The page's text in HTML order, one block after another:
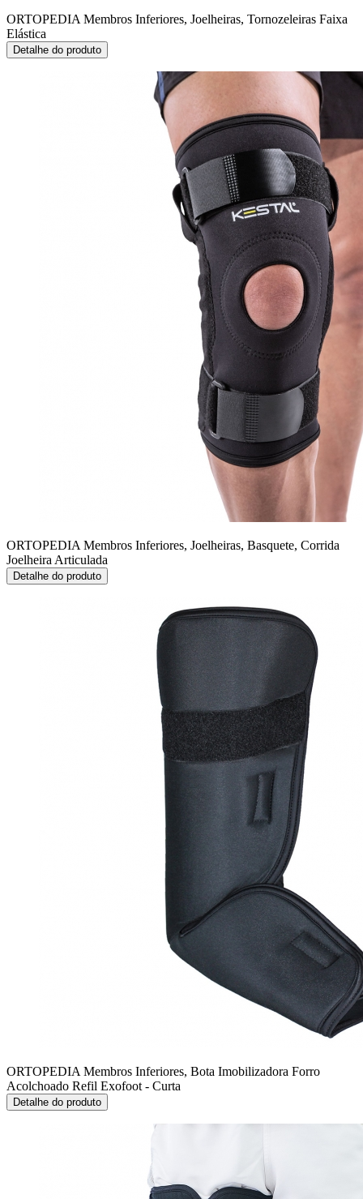
ORTOPEDIA Membros Inferiores, Joelheiras, Tornozeleiras Faixa
Elástica
Detalhe do produto
ORTOPEDIA Membros Inferiores, Joelheiras, Basquete, Corrida
Joelheira Articulada
Detalhe do produto
ORTOPEDIA Membros Inferiores, Bota Imobilizadora Forro
Acolchoado Refil Exofoot - Curta
Detalhe do produto